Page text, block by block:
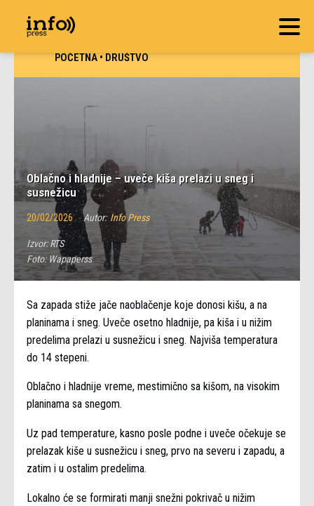
POČETNA•DRUŠTVO
Oblačno i hladnije – uveče kiša prelazi u sneg i
susnežicu
20/02/2026 Autor: Info Press
Izvor:RTS
Foto: Wapaperss
Sa zapada stiže jače naoblačenje koje donosi kišu, a na
planinama i sneg. Uveče osetno hladnije, pa kiša i u nižim
predelima prelazi u susnežicu i sneg. Najviša temperatura
do 14 stepeni.
Oblačno i hladnije vreme, mestimično sa kišom, na visokim
planinama sa snegom.
Uz pad temperature, kasno posle podne i uveče očekuje se
prelazak kiše u susnežicu i sneg, prvo na severu i zapadu, a
zatim i u ostalim predelima.
Lokalno će se formirati manji snežni pokrivač u nižim